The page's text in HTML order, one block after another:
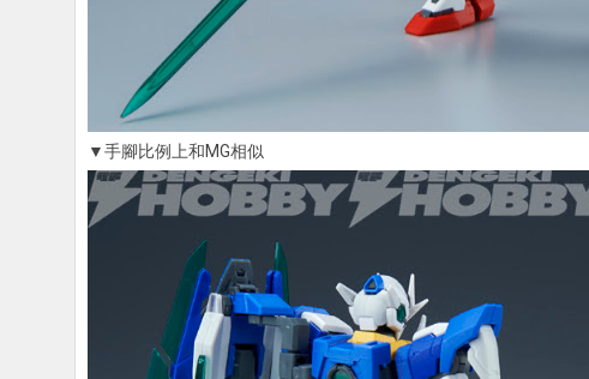
▼手腳比例上和MG相似